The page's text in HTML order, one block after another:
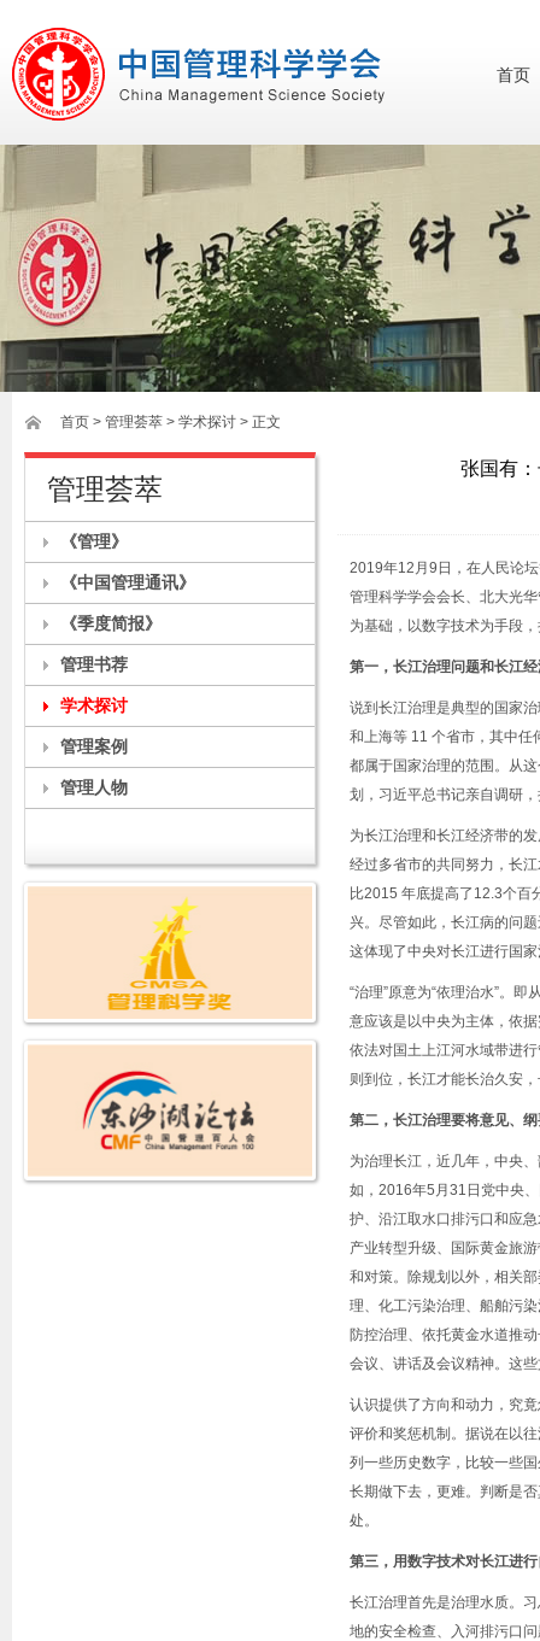
首页
首页 > 管理荟萃 > 学术探讨 > 正文
管理荟萃
《管理》
《中国管理通讯》
《季度简报》
管理书荐
学术探讨
管理案例
管理人物
张国有
2019年12月9日，在人民论
管理科学学会会长、北大光
为基础，以数字技术为手段
第一，长江治理问题和长江
说到长江治理是典型的国家
和上海等 11 个省市，其中任
都属于国家治理的范围。从
划，习近平总书记亲自调研
为长江治理和长江经济带的
经过多省市的共同努力，长
比2015 年底提高了12.3个百
兴。尽管如此，长江病的问
这体现了中央对长江进行国
“治理”原意为“依理治水”。
意应该是以中央为主体，依
依法对国土上江河水域带进
则到位，长江才能长治久安
第二，长江治理要将意见、
为治理长江，近几年，中央
如，2016年5月31日党中央
护、沿江取水口排污口和应
产业转型升级、国际黄金旅
和对策。除规划以外，相关
理、化工污染治理、船舶污
防控治理、依托黄金水道推
会议、讲话及会议精神。这
认识提供了方向和动力，究
评价和奖惩机制。据说在以
列一些历史数字，比较一些
长期做下去，更难。判断是
处。
第三，用数字技术对长江进
长江治理首先是治理水质。
地的安全检查、入河排污口